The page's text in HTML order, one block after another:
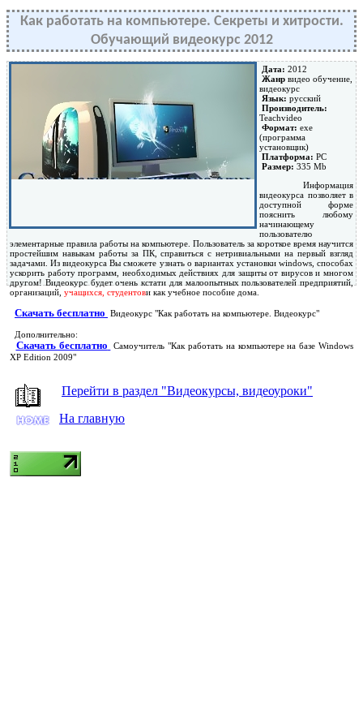
Как работать на компьютере. Секреты и хитрости.
Обучающий видеокурс 2012
Дата: 2012
Жанр видео обучение,
видеокурс
Язык: русский
Производитель:
Teachvideo
Формат: ехе
(программа
установщик)
Платформа: PC
Размер: 335 Mb
Информация
видеокурса позволяет в
доступной форме
пояснить любому
начинающему
пользователю
элементарные правила работы на компьютере. Пользователь за короткое время научится
простейшим навыкам работы за ПК, справиться с нетривиальными на первый взгляд
задачами. Из видеокурса Вы сможете узнать о вариантах установки windows, способах
ускорить работу программ, необходимых действиях для защиты от вирусов и многом
другом! Видеокурс будет очень кстати для малоопытных пользователей предприятий,
организаций, учащихся, студентови как учебное пособие дома.
Скачать бесплатно Видеокурс "Как работать на компьютере. Видеокурс"
Дополнительно:
Скачать бесплатно
Самоучитель "Как работать на компьютере на базе Windows
XP Edition 2009"
Перейти в раздел "Видеокурсы, видеоуроки"
На главную